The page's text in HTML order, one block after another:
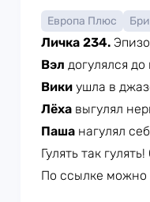
Европа Плюс
Личка 234.
Вэл догулялся
Вики ушла в
Лёха выгулял
Паша нагулял
Гулять так
По ссылке можно